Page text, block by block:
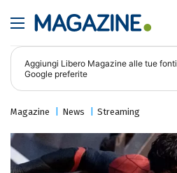
Aggiungi Libero Magazine alle tue fonti
Google preferite
Magazine News Streaming